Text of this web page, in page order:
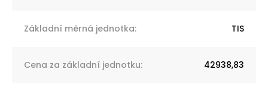
Základní měrná jednotka: TIS
Cena za základní jednotku: 42938,83